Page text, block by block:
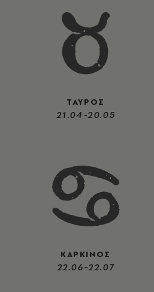
ΤΑΥΡΟΣ
21.04-20.05
ΚΑΡΚΙΝΟΣ
22.06-22.07